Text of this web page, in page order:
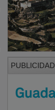
PUBLICIDAD